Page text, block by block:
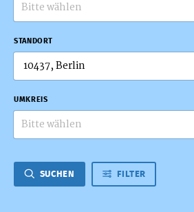
Bitte wählen
STANDORT
UMKREIS
Bitte wählen
SUCHEN FILTER